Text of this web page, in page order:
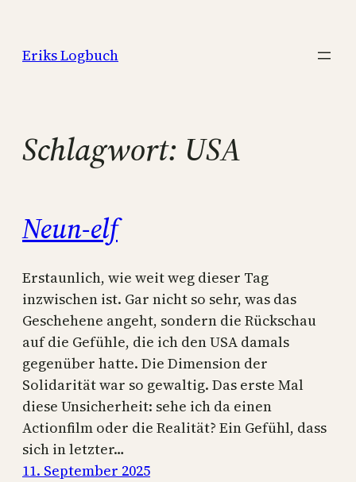
springen
Eriks Logbuch
Schlagwort: USA
Neun-elf
Erstaunlich, wie weit weg dieser Tag
inzwischen ist. Gar nicht so sehr, was das
Geschehene angeht, sondern die Rückschau
auf die Gefühle, die ich den USA damals
gegenüber hatte. Die Dimension der
Solidarität war so gewaltig. Das erste Mal
diese Unsicherheit: sehe ich da einen
Actionfilm oder die Realität? Ein Gefühl, dass
sich in letzter…
11. September 2025